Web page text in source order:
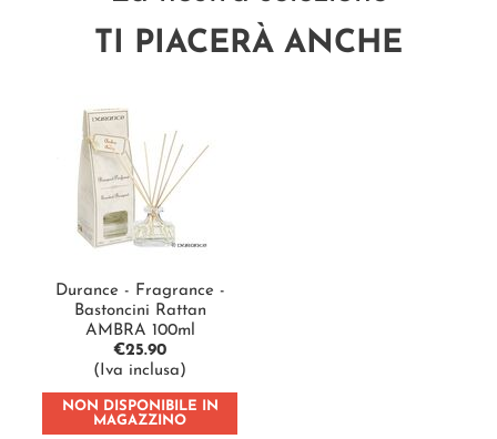
TI PIACERÀ ANCHE
Durance - Fragrance -
Bastoncini Rattan
AMBRA 100ml
€25.90
(Iva inclusa)
NON DISPONIBILE IN
MAGAZZINO